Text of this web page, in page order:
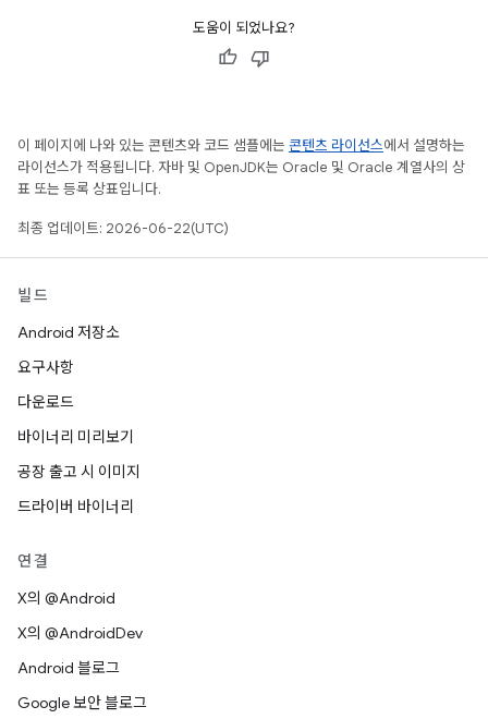
도움이 되었나요?
이 페이지에 나와 있는 콘텐츠와 코드 샘플에는 콘텐츠 라이선스에서 설명하는
라이선스가 적용됩니다. 자바 및 OpenJDK는 Oracle 및 Oracle 계열사의 상
표 또는 등록 상표입니다.
최종 업데이트: 2026-06-22(UTC)
빌드
Android 저장소
요구사항
다운로드
바이너리 미리보기
공장 출고 시 이미지
드라이버 바이너리
연결
X의 @Android
X의 @AndroidDev
Android 블로그
Google 보안 블로그